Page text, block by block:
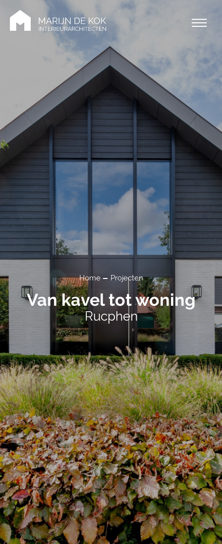
Home Projecten
Van kavel tot woning
Rucphen